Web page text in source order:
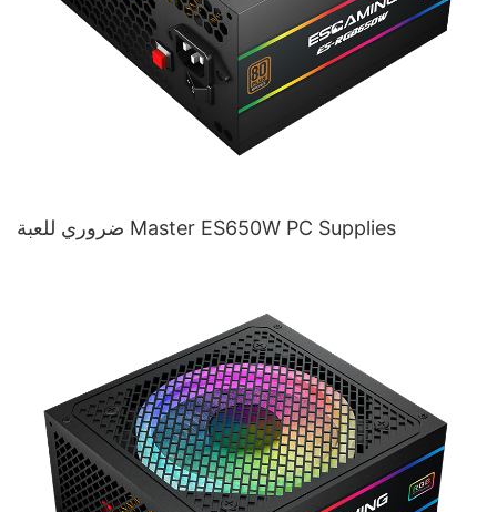
ضروري للعبة Master ES650W PC Supplies